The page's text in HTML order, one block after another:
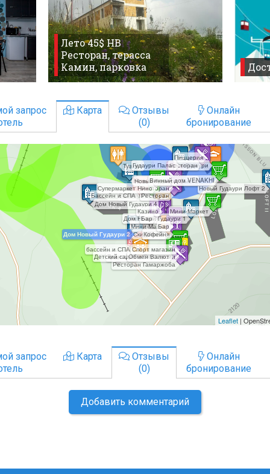
Лето 45$ HB
Ресторан, терасса
Камин, парковка
запрос
Карта
Отзывы
(0)
Онлайн
бронирование
запрос
Карта
Отзывы
(0)
Онлайн
бронирование
Добавить комментарий